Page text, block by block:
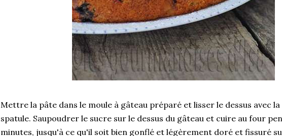
Mettre la pâte dans le moule à gâteau préparé et lisser le dessus avec
spatule. Saupoudrer le sucre sur le dessus du gâteau et cuire au four
minutes, jusqu'à ce qu'il soit bien gonflé et légèrement doré et fissuré